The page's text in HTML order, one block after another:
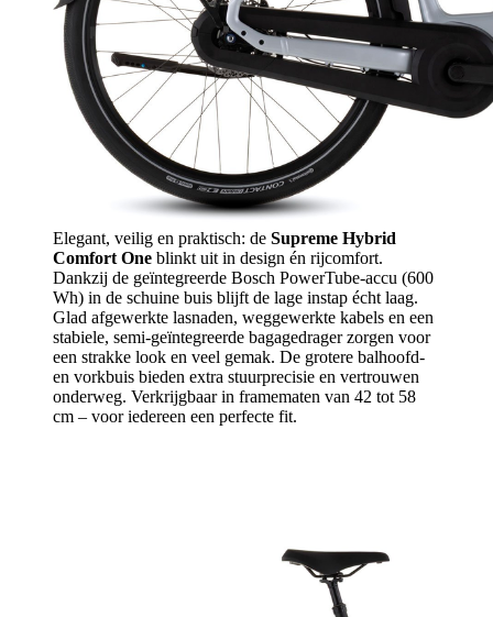
Elegant, veilig en praktisch: de Supreme Hybrid
Comfort One blinkt uit in design én rijcomfort.
Dankzij de geïntegreerde Bosch PowerTube-accu (600
Wh) in de schuine buis blijft de lage instap écht laag.
Glad afgewerkte lasnaden, weggewerkte kabels en een
stabiele, semi-geïntegreerde bagagedrager zorgen voor
een strakke look en veel gemak. De grotere balhoofd-
en vorkbuis bieden extra stuurprecisie en vertrouwen
onderweg. Verkrijgbaar in framematen van 42 tot 58
cm – voor iedereen een perfecte fit.